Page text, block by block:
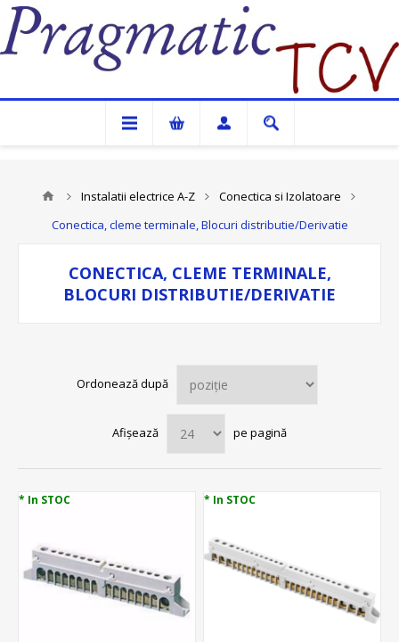
Pragmatic TCV
Instalatii electrice A-Z
Conectica si Izolatoare
Conectica, cleme terminale, Blocuri distributie/Derivatie
CONECTICA, CLEME TERMINALE,
BLOCURI DISTRIBUTIE/DERIVATIE
Ordonează după
Afișează pe pagină
* In STOC * In STOC